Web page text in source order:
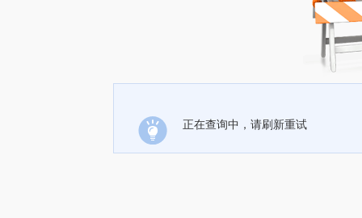
正在查询中，请刷新重试